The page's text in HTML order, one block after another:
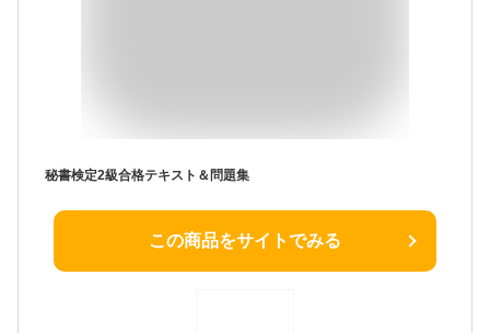
秘書検定2級合格テキスト＆問題集
この商品をサイトでみる